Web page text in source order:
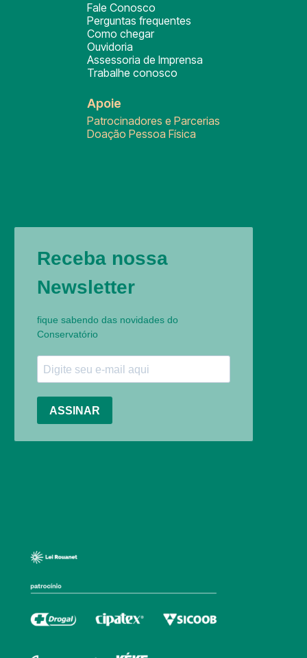
Fale Conosco
Perguntas frequentes
Como chegar
Ouvidoria
Assessoria de Imprensa
Trabalhe conosco
Apoie
Patrocinadores e Parcerias
Doação Pessoa Física